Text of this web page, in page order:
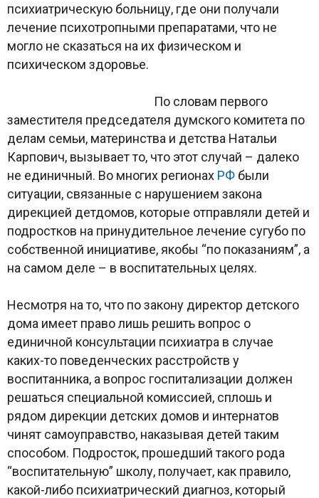
психиатрическую больницу, где они получали
лечение психотропными препаратами, что не
могло не сказаться на их физическом и
психическом здоровье.
По словам первого
заместителя председателя думского комитета по
делам семьи, материнства и детства Натальи
Карпович, вызывает то, что этот случай – далеко
не единичный. Во многих регионах РФ были
ситуации, связанные с нарушением закона
дирекцией детдомов, которые отправляли детей и
подростков на принудительное лечение сугубо по
собственной инициативе, якобы “по показаниям”, а
на самом деле – в воспитательных целях.
Несмотря на то, что по закону директор детского
дома имеет право лишь решить вопрос о
единичной консультации психиатра в случае
каких-то поведенческих расстройств у
воспитанника, а вопрос госпитализации должен
решаться специальной комиссией, сплошь и
рядом дирекции детских домов и интернатов
чинят самоуправство, наказывая детей таким
способом. Подросток, прошедший такого рода
“воспитательную” школу, получает, как правило,
какой-либо психиатрический диагноз, который